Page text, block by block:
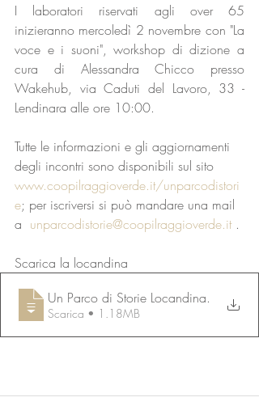
I laboratori riservati agli over 65
inizieranno mercoledì 2 novembre con "La
voce e i suoni", workshop di dizione a
cura di Alessandra Chicco presso
Wakehub, via Caduti del Lavoro, 33 -
Lendinara alle ore 10:00.
Tutte le informazioni e gli aggiornamenti
degli incontri sono disponibili sul sito
www.coopilraggioverde.it/unparcodistori
e; per iscriversi si può mandare una mail
a unparcodistorie@coopilraggioverde.it .
Scarica la locandina
Un Parco di Storie Locandina.
Scarica • 1.18MB